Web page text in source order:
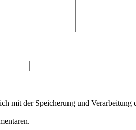
mit der Speicherung und Verarbeitung